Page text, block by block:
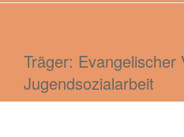
Träger: Evangelischer
Jugendsozialarbeit